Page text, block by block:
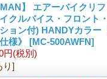
】 エアーバイクリ
クルバイス・フロント
ョン付) HANDYカラー
様》 [MC-500AWFN]
円(税別)
り]